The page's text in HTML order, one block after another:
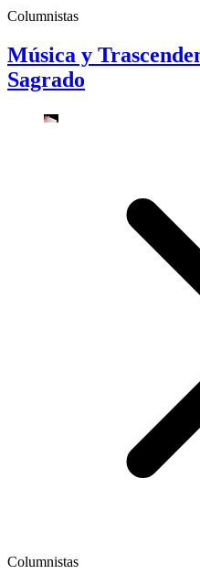
Columnistas
Música y
Sagrado
Columnistas